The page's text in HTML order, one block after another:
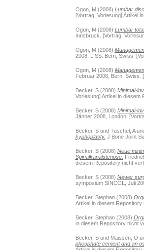
Ogon, M(2008) Lumbar
[Vortrag, Vorlesung] Artikel
Ogon, M(2008) Lumbar
Innsbruck. [Vortrag,
Ogon, M(2008)
2008, LISS. Bern, Swiss.
Ogon, M(2008)
Februar 2008, Bern, Swiss.
Becker, S(2008) Minimal-
Vorlesung] Artikel in diesem
Becker, S(2008) Minimal-
Jänner 2008, London.
Becker, Sund Tuschel, A
kyphoplasty. J Bone Joint
Becker, S(2008) Neue
Spinalkanalstenose.
diesem Repository nicht
Becker, S(2008) Newer
symposium SINCOL, Juli
Becker, Stephan(2008)
Artikel in diesem Repository
Becker, Stephan(2008)
in diesem Repository nicht
Becker, Sund Maissen, O
phosphate cement and an